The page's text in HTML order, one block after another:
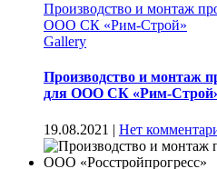
Производство и монтаж
ООО СК «Рим-Строй»
Gallery
Производство и монтаж
для ООО СК «Рим-
19.08.2021 | Нет